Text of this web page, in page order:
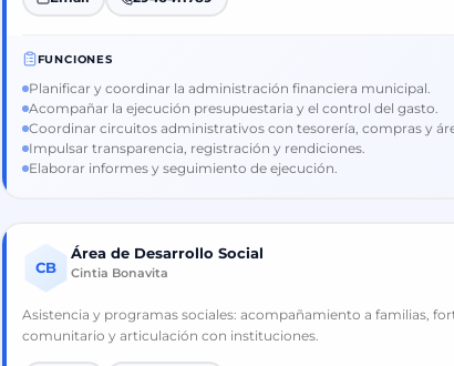
FUNCIONES
Planificar y coordinar la administración financiera municipal.
Acompañar la ejecución presupuestaria y el control del gasto.
Coordinar circuitos administrativos con tesorería, compras y
Impulsar transparencia, registración y rendiciones.
Elaborar informes y seguimiento de ejecución.
CB
Área de Desarrollo Social
Cintia Bonavita
Asistencia y programas sociales: acompañamiento a familias,
comunitario y articulación con instituciones.